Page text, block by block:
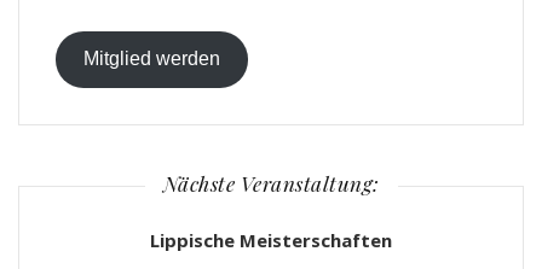
Mitglied werden
Nächste Veranstaltung:
Lippische Meisterschaften